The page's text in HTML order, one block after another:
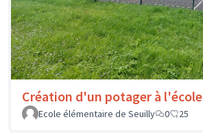
Création d'un potager à l'école
Ecole élémentaire de Seuilly
0 25